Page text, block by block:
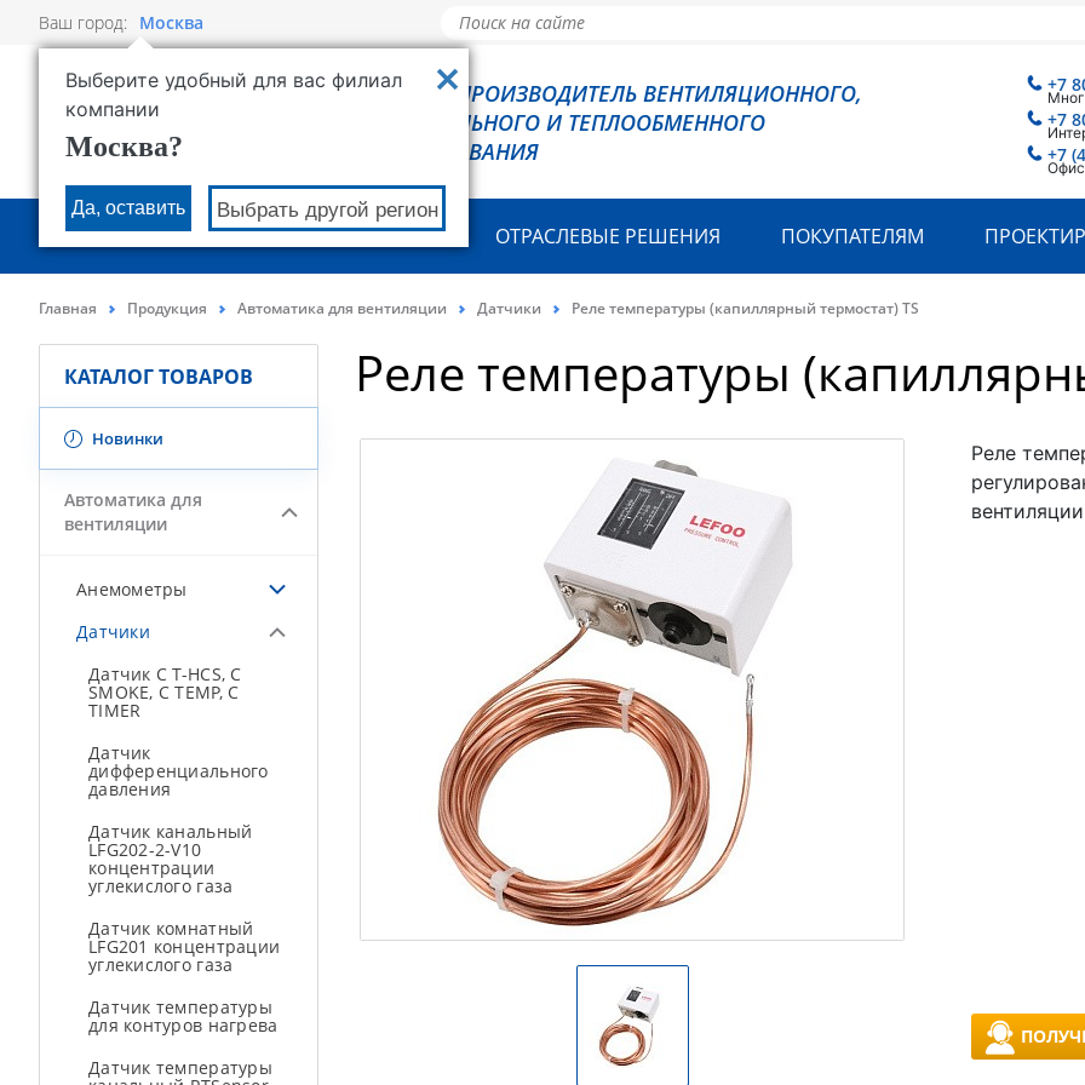
Ваш город: Москва
Выберите удобный для вас филиал
компании
Москва?
Да, оставить Выбрать другой регион
РОВЕН - ПРОИЗВОДИТЕЛЬ ВЕНТИЛЯЦИОННОГО,
ХОЛОДИЛЬНОГО И ТЕПЛООБМЕННОГО
ОБОРУДОВАНИЯ
+7
+7
+7
О КОМПАНИИ ПРОДУКЦИЯ ОТРАСЛЕВЫЕ РЕШЕНИЯ ПОКУПАТЕЛЯМ
Главная Продукция Автоматика для вентиляции Датчики Реле температуры (капиллярный термостат) TS
КАТАЛОГ ТОВАРОВ
Новинки
Автоматика для
вентиляции
Анемометры
Датчики
Датчик C T-HCS, С
SMOKE, C TEMP, C
TIMER
Датчик
дифференциального
давления
Датчик канальный
LFG202-2-V10
концентрации
углекислого газа
Датчик комнатный
LFG201 концентрации
углекислого газа
Датчик температуры
для контуров нагрева
Датчик температуры
Реле температуры
Реле